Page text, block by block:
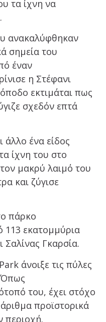
τα ίχνη να
ανακαλύφθηκαν
σημεία του
έναν
η Στέφανι
εκτιμάται πως
σχεδόν επτά
άλλο ένα είδος
ίχνη του στο
μακρύ λαιμό του
και ζύγισε
πάρκο
113 εκατομμύρια
Σαλίνας Γκαρσία.
άνοιξε τις πύλες
Όπως
του, έχει στόχο
προϊστορικά
περιοχή.